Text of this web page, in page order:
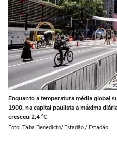
Enquanto a temperatura média global
1900, na capital paulista a máxima
cresceu 2,4 °C
Foto: Taba Benedicto/ Estadão / Estadão